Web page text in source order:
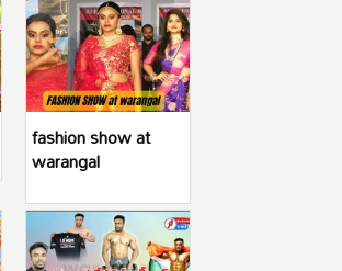
fashion show at
warangal